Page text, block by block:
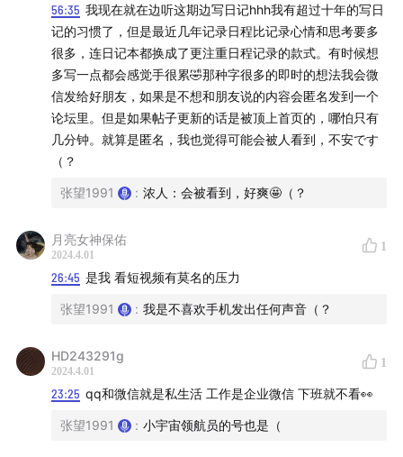
微信登陆的默认可选形象其实还有阿白、哄哄、欢乐马、
神经蛙。但只有momo被网友们选中为自己的匿名代言
人，成了“顶流”
AI数字人：是未来的福音还是潘多拉的魔盒？
56:35 我现在就在边听这期边写日记hhh我有超过十年的写日
记的习惯了，但是最近几年记录日程比记录心情和思考要多
很多，连日记本都换成了更注重日程记录的款式。有时候想
多写一点都会感觉手很累🤣那种字很多的即时的想法我会微
信发给好朋友，如果是不想和朋友说的内容会匿名发到一个
论坛里。但是如果帖子更新的话是被顶上首页的，哪怕只有
几分钟。就算是匿名，我也觉得可能会被人看到，不安です
（？
张望1991 : 浓人：会被看到，好爽🤩（？
月亮女神保佑
2024.4.01
1
26:45 是我 看短视频有莫名的压力
张望1991 : 我是不喜欢手机发出任何声音（？
HD243291g
2024.4.01
1
23:25 qq和微信就是私生活 工作是企业微信 下班就不看👀
张望1991 : 小宇宙领航员的号也是（